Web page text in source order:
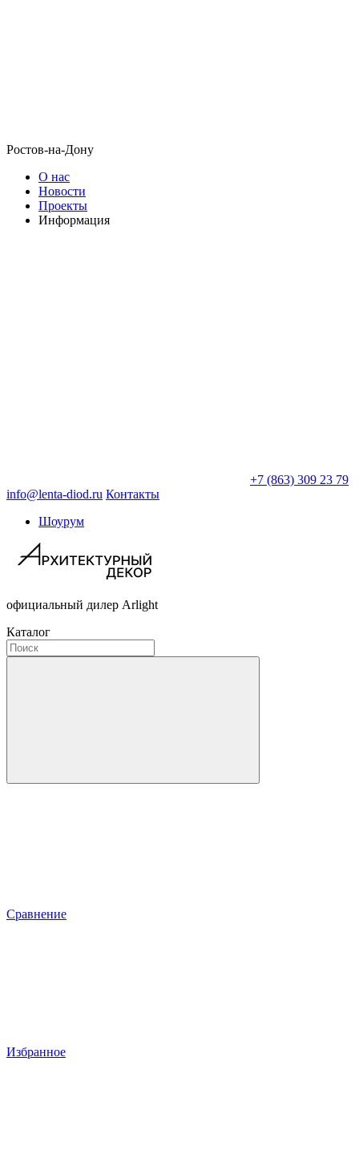
Ростов-на-Дону
О нас
Новости
Проекты
Информация
+7 (863) 309 23 79
info@lenta-diod.ru Контакты
Шоурум
официальный дилер Arlight
Каталог
Сравнение
Избранное